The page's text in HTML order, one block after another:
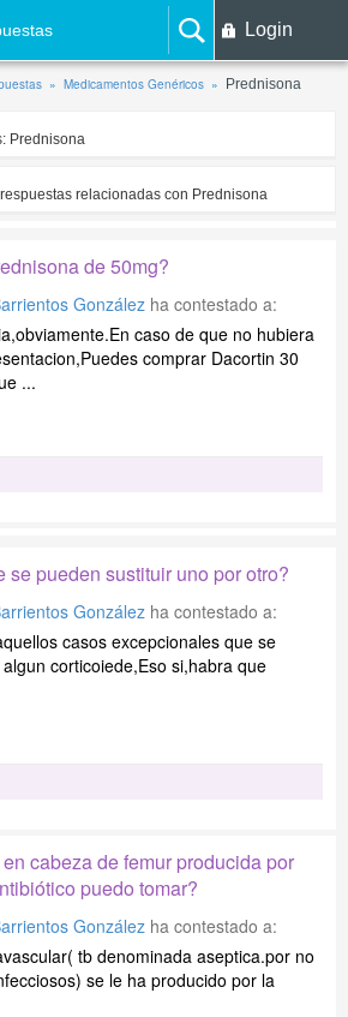
Login
Medicamentos Genéricos Prednisona
Prednisona
relacionadas con Prednisona
de 50mg?
González ha contestado a:
caso de que no hubiera
comprar Dacortin 30
...
se pueden sustituir uno por otro?
González ha contestado a:
casos excepcionales que se
corticoiede,Eso si,habra que
cabeza de femur producida por
puedo tomar?
González ha contestado a:
tb denominada aseptica.por no
se le ha producido por la